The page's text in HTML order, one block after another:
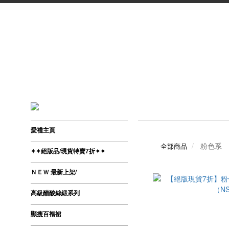
愛禮主頁
✦✦絕版品/現貨特賣7折✦✦
ＮＥＷ 最新上架/
高級醋酸絲緞系列
顯瘦百褶裙
全部商品 粉色系